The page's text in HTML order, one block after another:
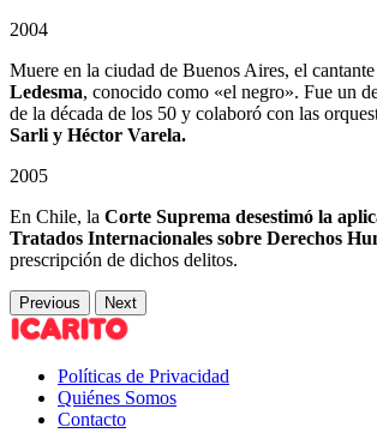
2004
Muere en la ciudad de Buenos Aires, el
Ledesma, conocido como «el negro». Fue un
de la década de los 50 y colaboró con las
Sarli y Héctor Varela.
2005
En Chile, la Corte Suprema desestimó la
Tratados Internacionales sobre Derechos
prescripción de dichos delitos.
Previous Next
Políticas de Privacidad
Quiénes Somos
Contacto